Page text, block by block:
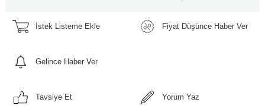
İstek Listeme Ekle Fiyat Düşünce Haber Ver
Gelince Haber Ver
Tavsiye Et Yorum Yaz